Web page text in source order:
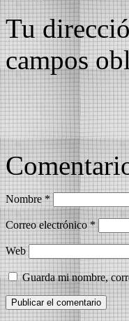
Tu
campos
Nombre *
Correo electrónico *
Web
Guarda mi nombre,